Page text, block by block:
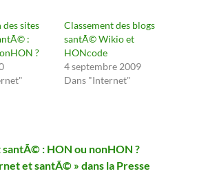
des sites
:
?
Classement des blogs
santÃ© Wikio et
HONcode
4 septembre 2009
Dans "Internet"
: HON ou nonHON ?
et santÃ© » dans la Presse